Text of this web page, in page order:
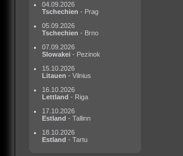
04.09.2026
Tschechien - Prag
05.09.2026
Tschechien - Brno
07.09.2026
Slowakei - Pezinok
15.10.2026
Litauen - Vilnius
16.10.2026
Lettland - Riga
17.10.2026
Estland - Tallinn
18.10.2026
Estland - Tartu